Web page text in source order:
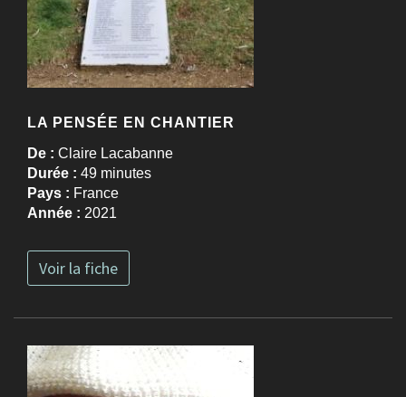
LA PENSÉE EN CHANTIER
De : Claire Lacabanne
Durée : 49 minutes
Pays : France
Année : 2021
Voir la fiche